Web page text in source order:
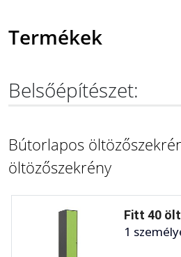
Termékek
Belsőépítészet:
Bútorlapos
öltözőszekrény
Fitt 40
1